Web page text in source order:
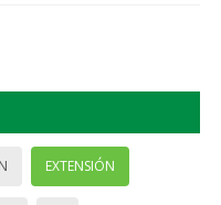
EXTENSIÓN